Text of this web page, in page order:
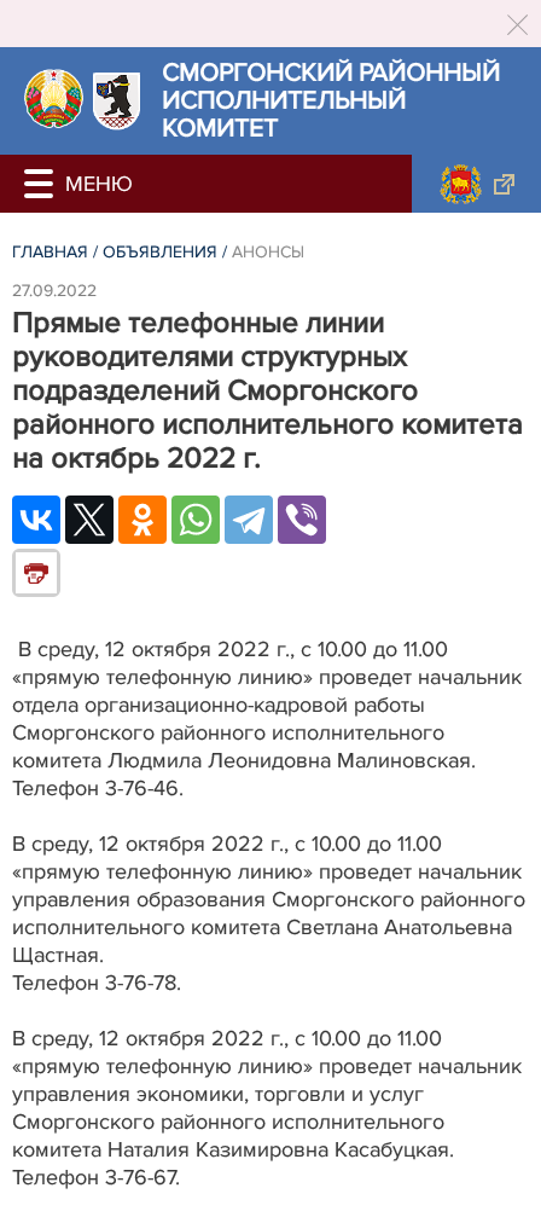
СМОРГОНСКИЙ РАЙОННЫЙ
ИСПОЛНИТЕЛЬНЫЙ
КОМИТЕТ
ГЛАВНАЯ / ОБЪЯВЛЕНИЯ / АНОНСЫ
27.09.2022
Прямые телефонные линии
руководителями структурных
подразделений Сморгонского
районного исполнительного комитета
на октябрь 2022 г.
В среду, 12 октября 2022 г., с 10.00 до 11.00
«прямую телефонную линию» проведет начальник
отдела организационно-кадровой работы
Сморгонского районного исполнительного
комитета Людмила Леонидовна Малиновская.
Телефон 3-76-46.
В среду, 12 октября 2022 г., с 10.00 до 11.00
«прямую телефонную линию» проведет начальник
управления образования Сморгонского районного
исполнительного комитета Светлана Анатольевна
Щастная.
Телефон 3-76-78.
В среду, 12 октября 2022 г., с 10.00 до 11.00
«прямую телефонную линию» проведет начальник
управления экономики, торговли и услуг
Сморгонского районного исполнительного
комитета Наталия Казимировна Касабуцкая.
Телефон 3-76-67.